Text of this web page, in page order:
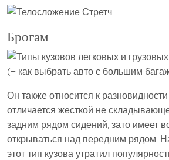
Брогам
Он также относится к
отличается жесткой не
задним рядом сидений, зато имеет
открываться над передним рядом.
этот тип кузова утратил